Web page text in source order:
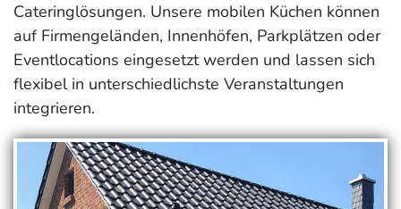
Cateringlösungen. Unsere mobilen Küchen können
auf Firmengeländen, Innenhöfen, Parkplätzen oder
Eventlocations eingesetzt werden und lassen sich
flexibel in unterschiedlichste Veranstaltungen
integrieren.